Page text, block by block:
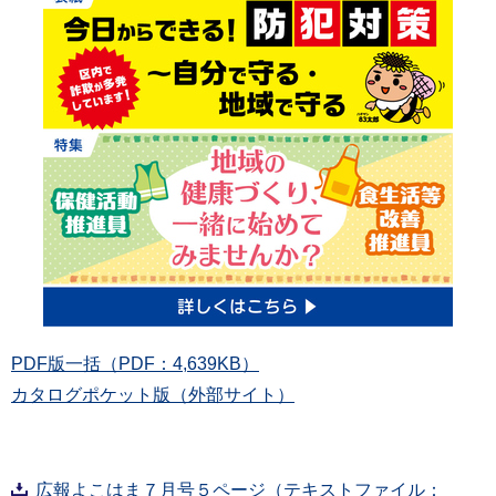
PDF版一括（PDF：4,639KB）
カタログポケット版（外部サイト）
広報よこはま７月号５ページ（テキストファイル：